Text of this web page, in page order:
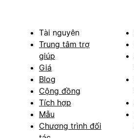
Tài nguyên
Trung tâm trợ
giúp
Giá
Blog
Cộng đồng
Tích hợp
Mẫu
Chương trình đối